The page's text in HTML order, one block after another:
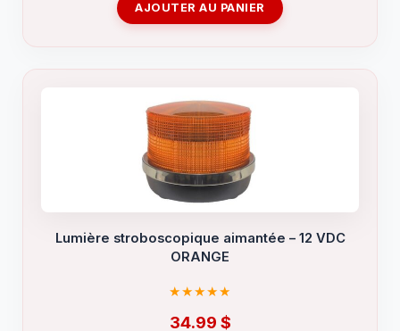
AJOUTER AU PANIER
Lumière stroboscopique aimantée – 12 VDC
ORANGE
34.99 $